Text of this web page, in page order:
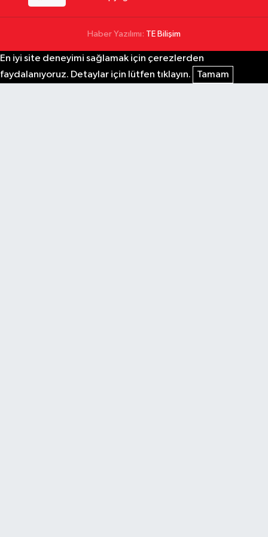
Haber Yazılımı: TE Bilişim
En iyi site deneyimi sağlamak için çerezlerden
faydalanıyoruz. Detaylar için lütfen tıklayın.
Tamam